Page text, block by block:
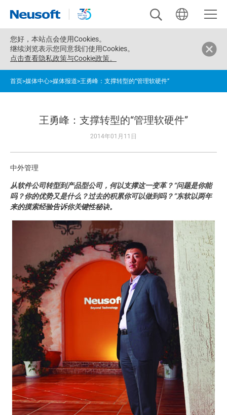
您好， 本站点会使用Cookies。
继续浏览表示您同意我们使用Cookies。
点击查看隐私政策与Cookie政策。
首页>媒体中心>媒体报道>王勇峰：支撑转型的“管理软硬件”
王勇峰：支撑转型的“管理软硬件”
2014年01月11日
中外管理
从软件公司转型到产品型公司，何以支撑这一变革？“问题是你能
吗？你的优势又是什么？过去的积累你可以做到吗？”东软以两年
来的摸索经验告诉你关键性秘诀。